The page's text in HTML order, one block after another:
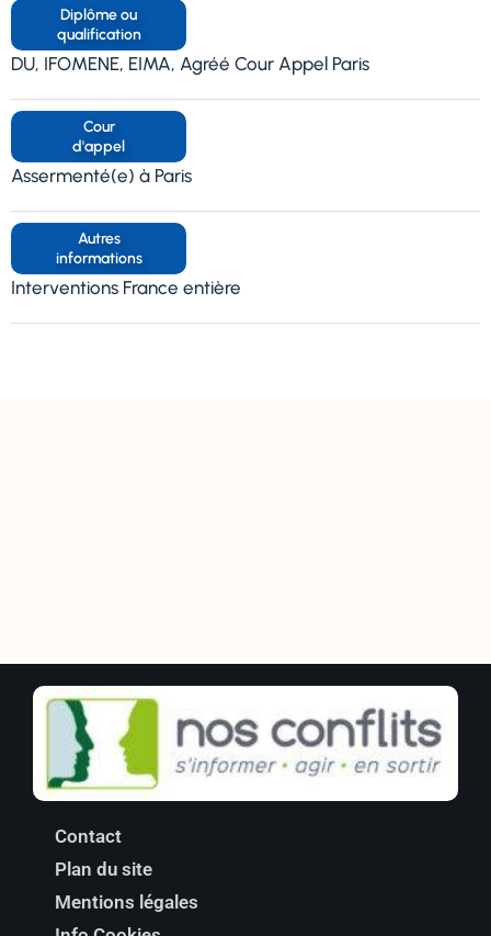
Diplôme ou
qualification
DU, IFOMENE, EIMA, Agréé Cour Appel Paris
Cour
d'appel
Assermenté(e) à Paris
Autres
informations
Interventions France entière
Contact
Plan du site
Mentions légales